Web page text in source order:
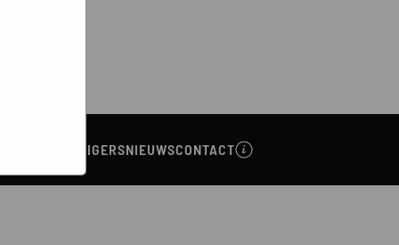
VRIJWILLIGERSNIEUWSCONTACT
van